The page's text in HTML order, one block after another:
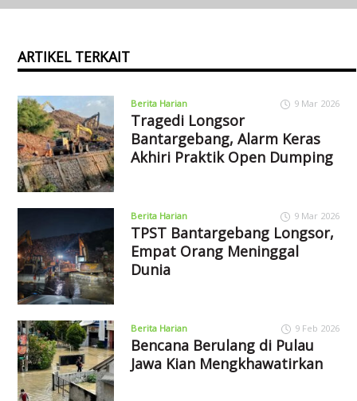
ARTIKEL TERKAIT
Berita Harian 9 Mar 2026
Tragedi Longsor
Bantargebang, Alarm Keras
Akhiri Praktik Open Dumping
Berita Harian 9 Mar 2026
TPST Bantargebang Longsor,
Empat Orang Meninggal
Dunia
Berita Harian 9 Feb 2026
Bencana Berulang di Pulau
Jawa Kian Mengkhawatirkan